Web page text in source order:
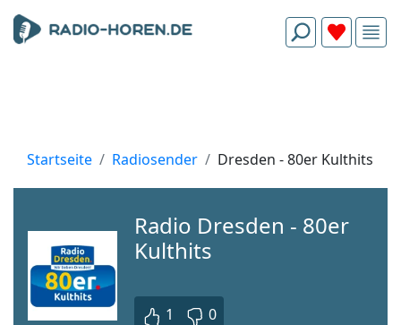
Startseite Radiosender Dresden - 80er Kulthits
Radio Dresden - 80er
Kulthits
1 0